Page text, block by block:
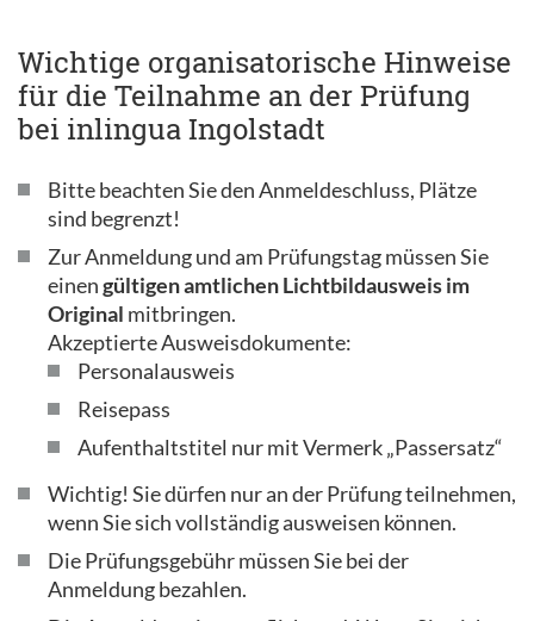
Wichtige organisatorische Hinweise
für die Teilnahme an der Prüfung
bei inlingua Ingolstadt
Bitte beachten Sie den Anmeldeschluss, Plätze
sind begrenzt!
Zur Anmeldung und am Prüfungstag müssen Sie
einengültigen amtlichen Lichtbildausweis im
Original mitbringen.
Akzeptierte Ausweisdokumente:
Personalausweis
Reisepass
Aufenthaltstitel nur mit Vermerk „Passersatz“
Wichtig! Sie dürfen nur an der Prüfung teilnehmen,
wenn Sie sich vollständig ausweisen können.
Die Prüfungsgebühr müssen Sie bei der
Anmeldung bezahlen.